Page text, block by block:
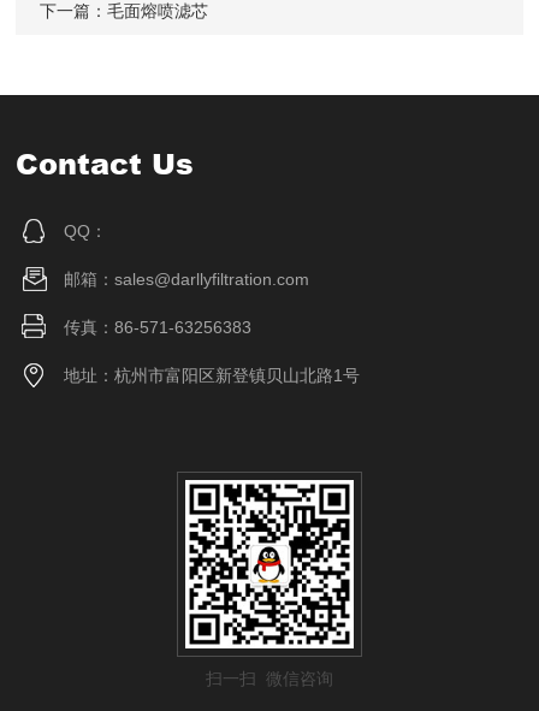
下一篇：毛面熔喷滤芯
Contact Us
QQ：
邮箱：sales@darllyfiltration.com
传真：86-571-63256383
地址：杭州市富阳区新登镇贝山北路1号
扫一扫 微信咨询